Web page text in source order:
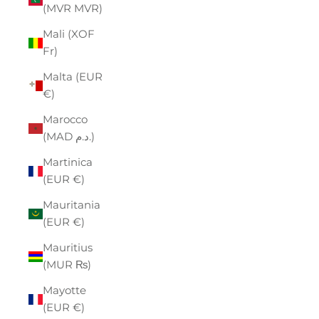
(MVR MVR)
Mali (XOF
Fr)
Malta (EUR
€)
Marocco
(MAD د.م.)
Martinica
(EUR €)
Mauritania
(EUR €)
Mauritius
(MUR ₨)
Mayotte
(EUR €)